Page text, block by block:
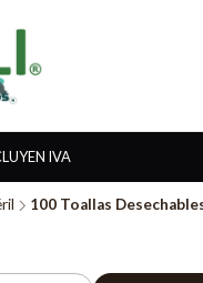
IVA
100 Toallas